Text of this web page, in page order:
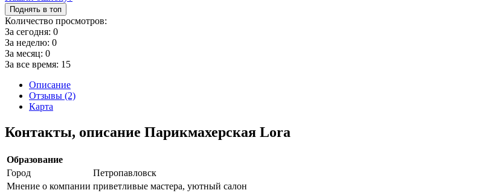
Поднять в топ
Количество просмотров:
За сегодня: 0
За неделю: 0
За месяц: 0
За все время: 15
Описание
Отзывы (2)
Карта
Контакты, описание Парикмахерская Lora
Образование
Город
Петропавловск
Мнение о компании приветливые мастера, уютный салон